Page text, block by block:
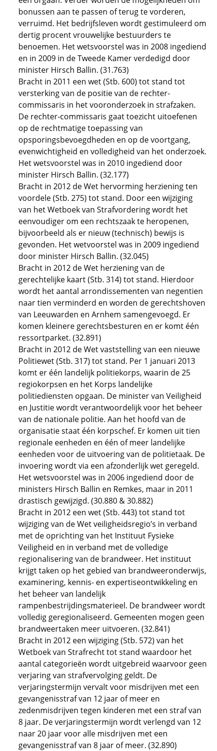
bonussen aan te passen of terug te vorderen,
verruimd. Het bedrijfsleven wordt gestimuleerd om
dertig procent vrouwelijke bestuurders te
benoemen. Het wetsvoorstel was in 2008 ingediend
en in 2009 in de Tweede Kamer verdedigd door
minister Hirsch Ballin. (31.763)
Bracht in 2011 een wet (Stb. 600) tot stand tot
versterking van de positie van de rechter-
commissaris in het vooronderzoek in strafzaken.
De rechter-commissaris gaat toezicht uitoefenen
op de rechtmatige toepassing van
opsporingsbevoegdheden en op de voortgang,
evenwichtigheid en volledigheid van het onderzoek.
Het wetsvoorstel was in 2010 ingediend door
minister Hirsch Ballin. (32.177)
Bracht in 2012 de Wet hervorming herziening ten
voordele (Stb. 275) tot stand. Door een wijziging
van het Wetboek van Strafvordering wordt het
eenvoudiger om een rechtszaak te heropenen,
bijvoorbeeld als er nieuw (technisch) bewijs is
gevonden. Het wetvoorstel was in 2009 ingediend
door minister Hirsch Ballin. (32.045)
Bracht in 2012 de Wet herziening van de
gerechtelijke kaart (Stb. 314) tot stand. Hierdoor
wordt het aantal arrondissementen van negentien
naar tien verminderd en worden de gerechtshoven
van Leeuwarden en Arnhem samengevoegd. Er
komen kleinere gerechtsbesturen en er komt één
ressortparket. (32.891)
Bracht in 2012 de Wet vaststelling van een nieuwe
Politiewet (Stb. 317) tot stand. Per 1 januari 2013
komt er één landelijk politiekorps, waarin de 25
regiokorpsen en het Korps landelijke
politiediensten opgaan. De minister van Veiligheid
en Justitie wordt verantwoordelijk voor het beheer
van de nationale politie. Aan het hoofd van de
organisatie staat één korpschef. Er komen uit tien
regionale eenheden en één of meer landelijke
eenheden voor de uitvoering van de politietaak. De
invoering wordt via een afzonderlijk wet geregeld.
Het wetsvoorstel was in 2006 ingediend door de
ministers Hirsch Ballin en Remkes, maar in 2011
drastisch gewijzigd. (30.880 & 30.882)
Bracht in 2012 een wet (Stb. 443) tot stand tot
wijziging van de Wet veiligheidsregio’s in verband
met de oprichting van het Instituut Fysieke
Veiligheid en in verband met de volledige
regionalisering van de brandweer. Het instituut
krijgt taken op het gebied van brandweeronderwijs,
examinering, kennis- en expertiseontwikkeling en
het beheer van landelijk
rampenbestrijdingsmaterieel. De brandweer wordt
volledig geregionaliseerd. Gemeenten mogen geen
brandweertaken meer uitvoeren. (32.841)
Bracht in 2012 een wijziging (Stb. 572) van het
Wetboek van Strafrecht tot stand waardoor het
aantal categorieën wordt uitgebreid waarvoor geen
verjaring van strafvervolging geldt. De
verjaringstermijn vervalt voor misdrijven met een
gevangenisstraf van 12 jaar of meer en
zedenmisdrijven tegen kinderen met een straf van
8 jaar. De verjaringstermijn wordt verlengd van 12
naar 20 jaar voor alle misdrijven met een
gevangenisstraf van 8 jaar of meer. (32.890)